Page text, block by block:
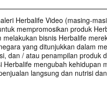
Herbalife Video (masing-
mempromosikan produk
melakukan bisnis Herbalife
yang ditunjukkan dalam
dan / atau penampilan produk
Herbalife mengubah kehidupan
langsung dan nutrisi
PRO
Temukan Info Produk Herbalife 24
RS Pro
Info
INFO NUTRISI DAN